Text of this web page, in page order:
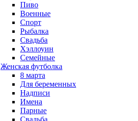
Пиво
Военные
Спорт
Рыбалка
Свадьба
Хэллоуин
Семейные
Женская футболка
8 марта
Для беременных
Надписи
Имена
Парные
Свадьба